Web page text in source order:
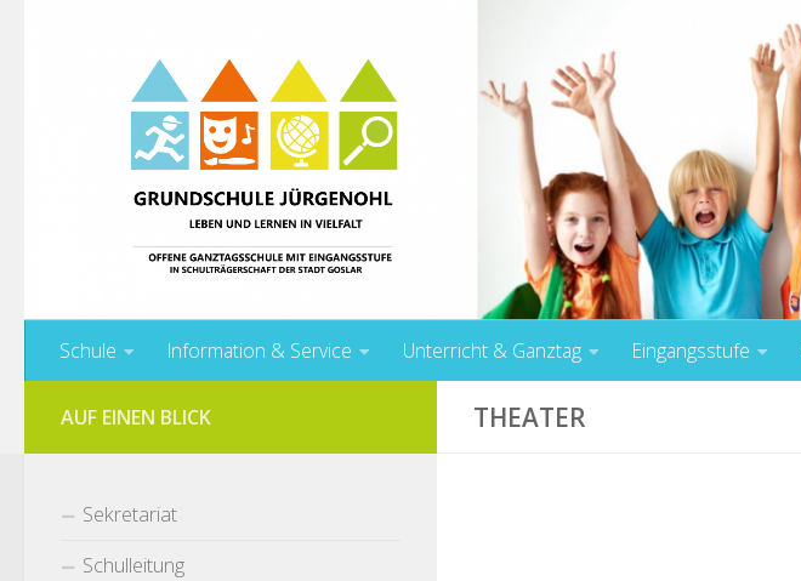
Schule Information & Service Unterricht & Ganztag Eingangsstufe
THEATER
AUF EINEN BLICK
Sekretariat
Schulleitung